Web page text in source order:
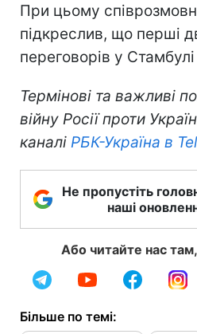
При цьому
підкреслив, що перші
переговорів у
Термінові та важливі
війну Росії проти
каналі РБК-Україна в
Не пропустіть
наші
Або читайте нас
Більше по темі: